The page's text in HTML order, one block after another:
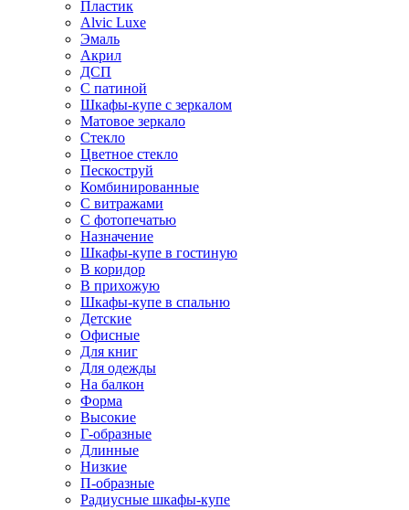
Пластик
Alvic Luxe
Эмаль
Акрил
ДСП
С патиной
Шкафы-купе с зеркалом
Матовое зеркало
Стекло
Цветное стекло
Пескоструй
Комбинированные
С витражами
С фотопечатью
Назначение
Шкафы-купе в гостиную
В коридор
В прихожую
Шкафы-купе в спальню
Детские
Офисные
Для книг
Для одежды
На балкон
Форма
Высокие
Г-образные
Длинные
Низкие
П-образные
Радиусные шкафы-купе